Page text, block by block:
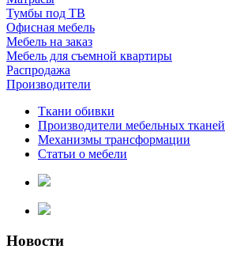
Тумбы под ТВ
Офисная мебель
Мебель на заказ
Мебель для съемной квартиры
Распродажа
Производители
Ткани обивки
Производители мебельных тканей
Механизмы трансформации
Статьи о мебели
Новости